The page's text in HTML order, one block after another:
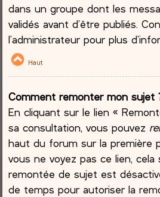
dans un groupe dont les
validés avant d’être publiés.
l’administrateur pour plus
Haut
Comment remonter mon sujet
En cliquant sur le lien «
sa consultation, vous pouvez
haut du forum sur la première
vous ne voyez pas ce lien, cela
remontée de sujet est
de temps pour autoriser la